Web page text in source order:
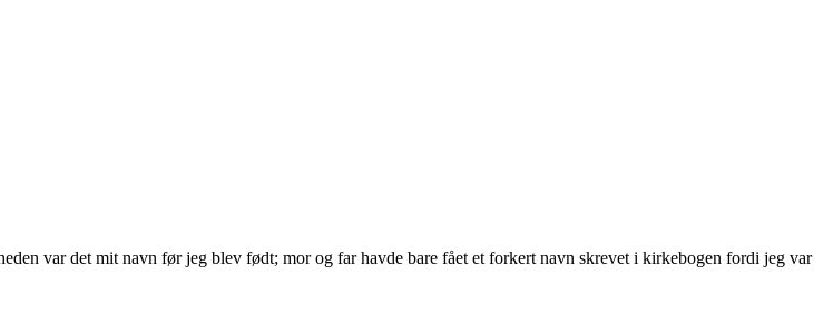
var det mit navn før jeg blev født; mor og far havde bare fået et forkert navn skrevet i kirkebogen fordi jeg var